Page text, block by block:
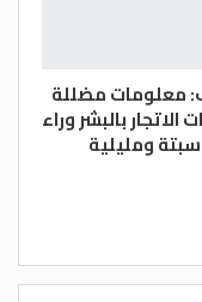
معلومات مضللة
الاتجار بالبشر وراء
ومليلية